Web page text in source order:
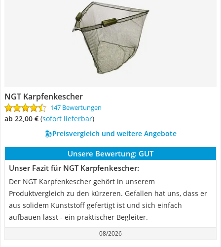
NGT Karpfenkescher
147 Bewertungen
ab 22,00 € ( Sofort lieferbar)
Preisvergleich und weitere Angebote
Unsere Bewertung: GUT
Unser Fazit für NGT Karpfenkescher:
Der NGT Karpfenkescher gehört in unserem
Produktvergleich zu den kürzeren. Gefallen hat uns, dass er
aus solidem Kunststoff gefertigt ist und sich einfach
aufbauen lässt - ein praktischer Begleiter.
08/2026